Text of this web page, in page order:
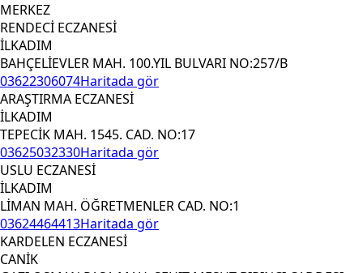
MERKEZ
RENDECİ ECZANESİ
İLKADIM
BAHÇELİEVLER MAH. 100.YIL BULVARI NO:257/B
03622306074Haritada gör
ARAŞTIRMA ECZANESİ
İLKADIM
TEPECİK MAH. 1545. CAD. NO:17
03625032330Haritada gör
USLU ECZANESİ
İLKADIM
LİMAN MAH. ÖĞRETMENLER CAD. NO:1
03624464413Haritada gör
KARDELEN ECZANESİ
CANİK